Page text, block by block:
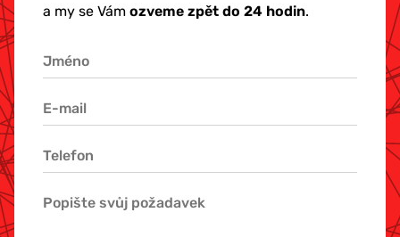
a my se Vám ozveme zpět do 24 hodin.